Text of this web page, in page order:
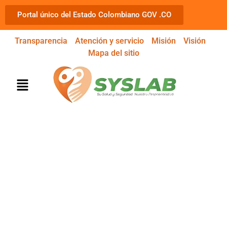
Portal único del Estado Colombiano GOV .CO
Transparencia Atención y servicio Misión
Visión
Mapa del sitio